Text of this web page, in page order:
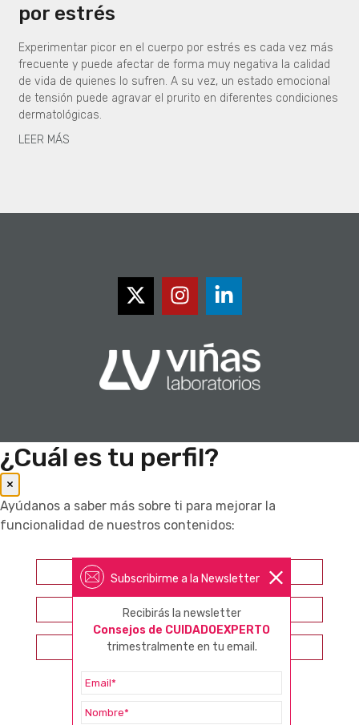
por estrés
Experimentar picor en el cuerpo por estrés es cada vez más
frecuente y puede afectar de forma muy negativa la calidad
de vida de quienes lo sufren. A su vez, un estado emocional
de tensión puede agravar el prurito en diferentes condiciones
dermatológicas.
LEER MÁS
Subscribirme a la Newsletter
Recibirás la newsletter
Consejos de CUIDADOEXPERTO
trimestralmente en tu email.
¿Cuál es tu perfil?
×
Ayúdanos a saber más sobre ti para mejorar la
funcionalidad de nuestros contenidos:
Farmacéutico
Otros profesionales sanitarios
Consumidor